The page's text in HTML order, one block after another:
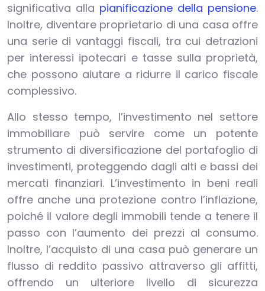
significativa alla pianificazione della pensione.
Inoltre, diventare proprietario di una casa offre
una serie di vantaggi fiscali, tra cui detrazioni
per interessi ipotecari e tasse sulla proprietà,
che possono aiutare a ridurre il carico fiscale
complessivo.
Allo stesso tempo, l’investimento nel settore
immobiliare può servire come un potente
strumento di diversificazione del portafoglio di
investimenti, proteggendo dagli alti e bassi dei
mercati finanziari. L’investimento in beni reali
offre anche una protezione contro l’inflazione,
poiché il valore degli immobili tende a tenere il
passo con l’aumento dei prezzi al consumo.
Inoltre, l’acquisto di una casa può generare un
flusso di reddito passivo attraverso gli affitti,
offrendo un ulteriore livello di sicurezza